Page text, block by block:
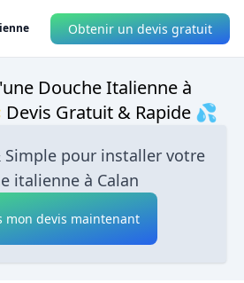
Obtenir un devis gratuit
Douche Italienne à
Devis Gratuit & Rapide 💦
Simple pour installer votre
italienne à Calan
mon devis maintenant